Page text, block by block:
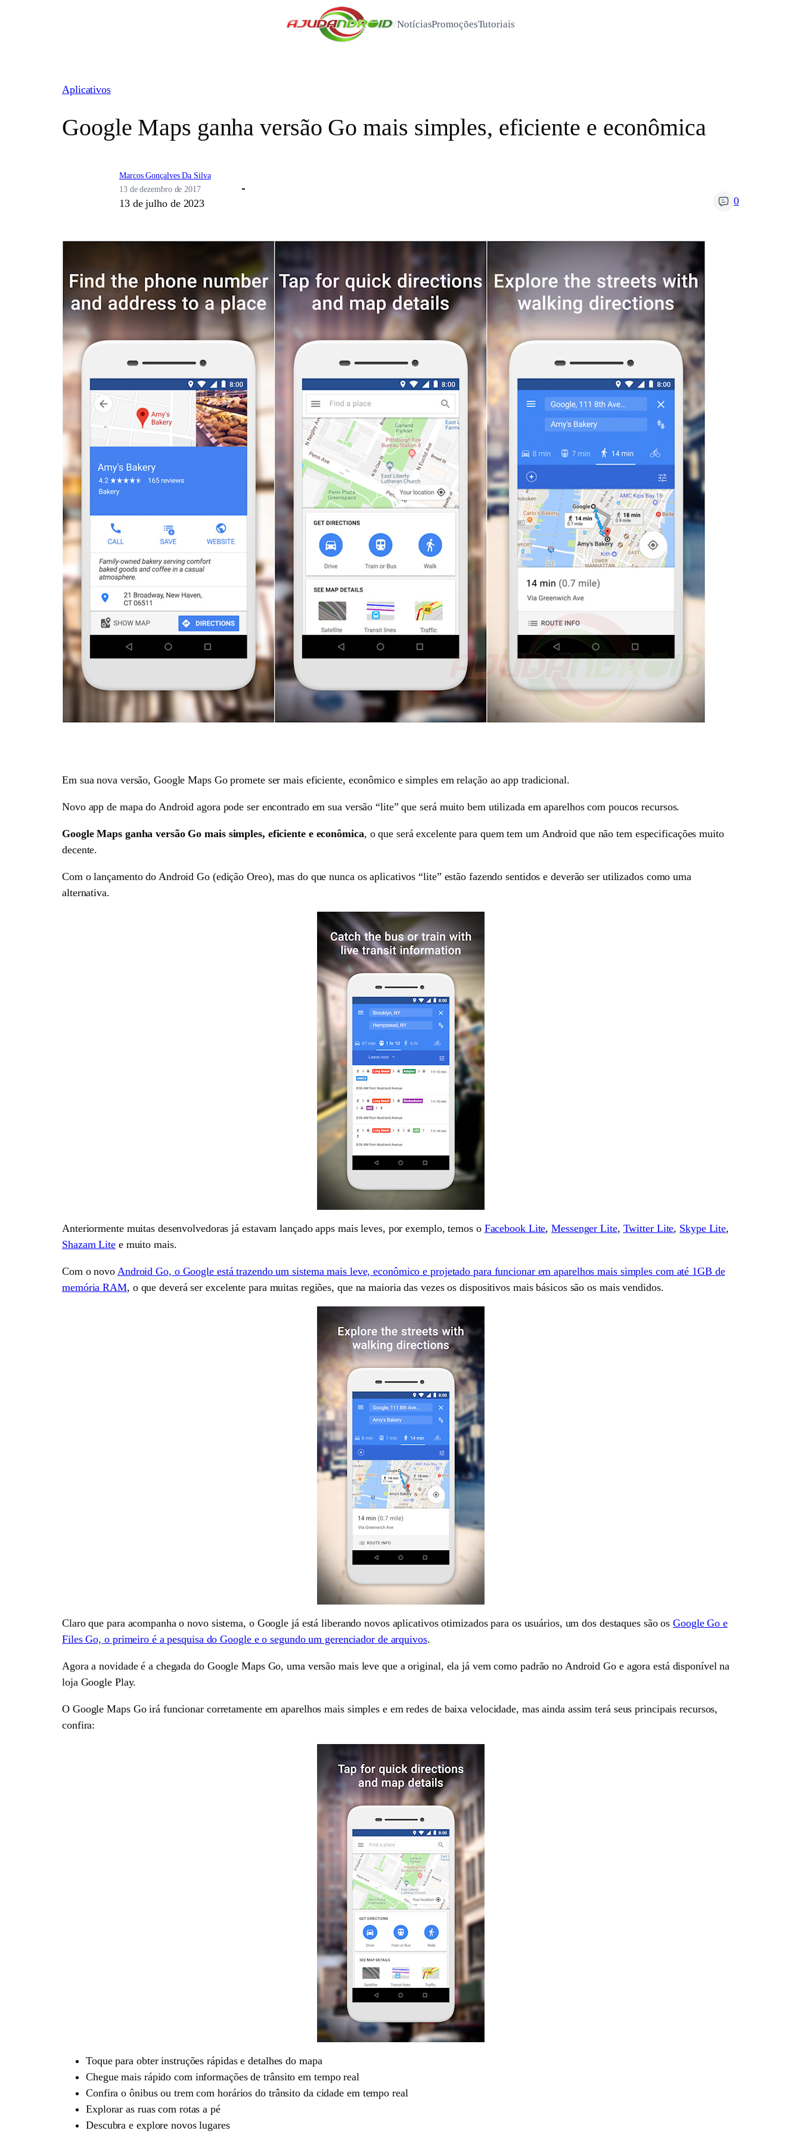
/NotíciasPromoçõesTutoriais
Aplicativos
Google Maps ganha versão Go mais simples, eficiente e econômica
Marcos Gonçalves Da Silva
13 de dezembro de 2017
13 de julho de 2023 0
Em sua nova versão, Google Maps Go promete ser mais eficiente, econômico e simples em relação ao app tradicional.
Novo app de mapa do Android agora pode ser encontrado em sua versão “lite” que será muito bem utilizada em aparelhos com poucos recursos.
Google Maps ganha versão Go mais simples, eficiente e econômica, o que será excelente para quem tem um Android que não tem especificações muito
decente.
Com o lançamento do Android Go (edição Oreo), mas do que nunca os aplicativos “lite” estão fazendo sentidos e deverão ser utilizados como uma
alternativa.
Anteriormente muitas desenvolvedoras já estavam lançado apps mais leves, por exemplo, temos o Facebook Lite,Messenger Lite, Twitter Lite, Skype Lite,
Shazam Litee muito mais.
Com o novo Android Go, o Google está trazendo um sistema mais leve, econômico e projetado para funcionar em aparelhos mais simples com até 1GB de
memória RAM, o que deverá ser excelente para muitas regiões, que na maioria das vezes os dispositivos mais básicos são os mais vendidos.
Claro que para acompanha o novo sistema, o Google já está liberando novos aplicativos otimizados para os usuários, um dos destaques são osGoogle Go e
Files Go, o primeiro é a pesquisa do Google e o segundo um gerenciador de arquivos.
Agora a novidade é a chegada do Google Maps Go, uma versão mais leve que a original, ela já vem como padrão no Android Go e agora está disponível na
loja Google Play.
O Google Maps Go irá funcionar corretamente em aparelhos mais simples e em redes de baixa velocidade, mas ainda assim terá seus principais recursos,
confira:
Toque para obter instruções rápidas e detalhes do mapa
Chegue mais rápido com informações de trânsito em tempo real
Confira o ônibus ou trem com horários do trânsito da cidade em tempo real
Explorar as ruas com rotas a pé
Descubra e explore novos lugares